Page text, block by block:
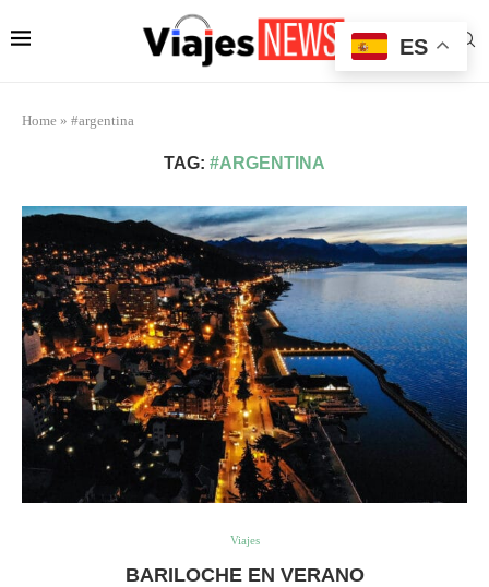
Home » #argentina
TAG: #ARGENTINA
Viajes
BARILOCHE EN VERANO
ES